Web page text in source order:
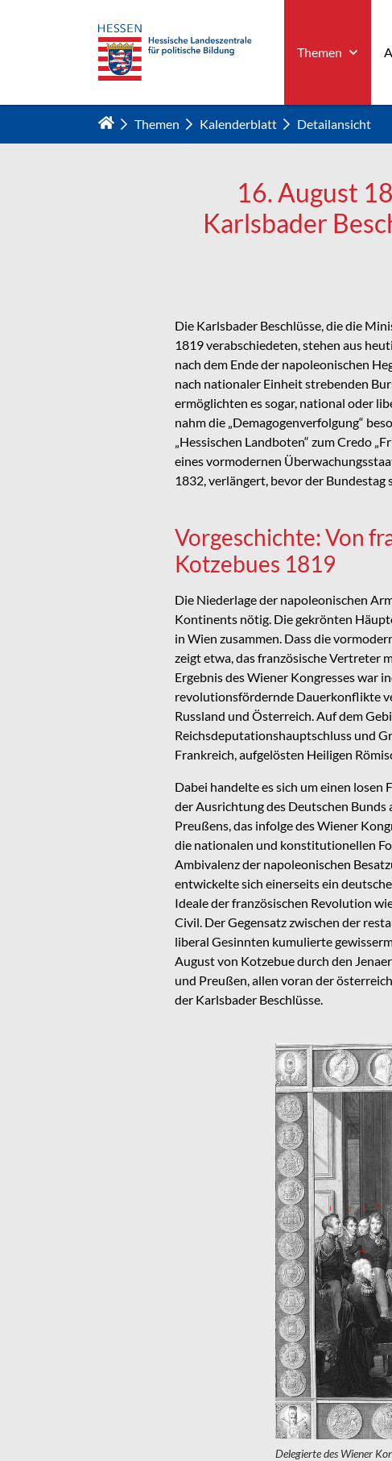
Zum Hauptinhalt springen
Themen
Themen Kalenderblatt Detailansicht
16. August
Karlsbader
Die Karlsbader Beschlüsse, die die
1819 verabschiedeten, stehen aus
nach dem Ende der napoleonischen
nach nationaler Einheit strebenden
ermöglichten es sogar, national oder
nahm die „Demagogenverfolgung“
„Hessischen Landboten“ zum Credo
eines vormodernen
1832, verlängert, bevor der
Vorgeschichte: Von
Kotzebues 1819
Die Niederlage der napoleonischen
Kontinents nötig. Die gekrönten
in Wien zusammen. Dass die
zeigt etwa, das französische Vertreter
Ergebnis des Wiener Kongresses war
revolutionsfördernde Dauerkonflikte
Russland und Österreich. Auf dem
Reichsdeputationshauptschluss und
Frankreich, aufgelösten Heiligen
Dabei handelte es sich um einen
der Ausrichtung des Deutschen
Preußens, das infolge des Wiener
die nationalen und konstitutionellen
Ambivalenz der napoleonischen
entwickelte sich einerseits ein
Ideale der französischen Revolution
Civil. Der Gegensatz zwischen der
liberal Gesinnten kumulierte
August von Kotzebue durch den
und Preußen, allen voran der
der Karlsbader Beschlüsse.
Delegierte des Wiener